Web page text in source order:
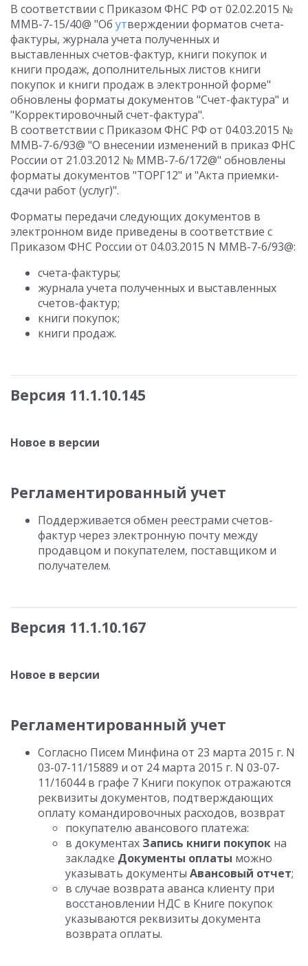
В соответствии с Приказом ФНС РФ от 02.02.2015 №
ММВ-7-15/40@ "Об утверждении форматов счета-
фактуры, журнала учета полученных и
выставленных счетов-фактур, книги покупок и
книги продаж, дополнительных листов книги
покупок и книги продаж в электронной форме"
обновлены форматы документов "Счет-фактура" и
"Корректировочный счет-фактура".
В соответствии с Приказом ФНС РФ от 04.03.2015 №
ММВ-7-6/93@ "О внесении изменений в приказ ФНС
России от 21.03.2012 № ММВ-7-6/172@" обновлены
форматы документов "ТОРГ12" и "Акта приемки-
сдачи работ (услуг)".
Форматы передачи следующих документов в
электронном виде приведены в соответствие с
Приказом ФНС России от 04.03.2015 N ММВ-7-6/93@:
счета-фактуры;
журнала учета полученных и выставленных
счетов-фактур;
книги покупок;
книги продаж.
Версия 11.1.10.145
Новое в версии
Регламентированный учет
Поддерживается обмен реестрами счетов-
фактур через электронную почту между
продавцом и покупателем, поставщиком и
получателем.
Версия 11.1.10.167
Новое в версии
Регламентированный учет
Согласно Писем Минфина от 23 марта 2015 г. N
03-07-11/15889 и от 24 марта 2015 г. N 03-07-
11/16044 в графе 7 Книги покупок отражаются
реквизиты документов, подтверждающих
оплату командировочных расходов, возврат
покупателю авансового платежа:
в документах Запись книги покупок на
закладке Документы оплаты можно
указывать документы Авансовый отчет;
в случае возврата аванса клиенту при
восстановлении НДС в Книге покупок
указываются реквизиты документа
возврата оплаты.